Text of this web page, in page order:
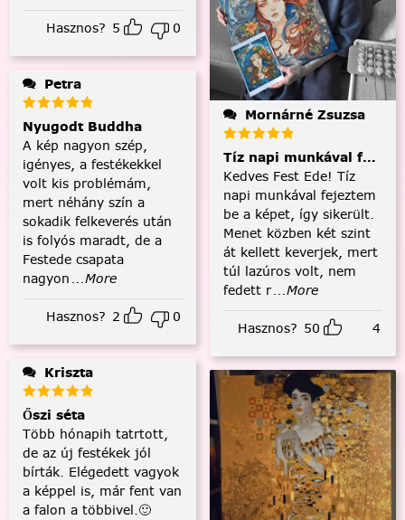
Hasznos? 5 0
Petra
Nyugodt Buddha
A kép nagyon szép,
igényes, a festékekkel
volt kis problémám,
mert néhány szín a
sokadik felkeverés után
is folyós maradt, de a
Festede csapata
nagyon ...More
Hasznos? 2 0
Kriszta
Őszi séta
Több hónapih tatrtott,
de az új festékek jól
bírták. Elégedett vagyok
a képpel is, már fent van
a falon a többivel.🙂
Mornárné Zsuzsa
Tíz napi munkával
Kedves Fest Ede! Tíz
napi munkával fejeztem
be a képet, így sikerült.
Menet közben két szint
át kellett keverjek, mert
túl lazúros volt, nem
fedett r...More
Hasznos? 50 4